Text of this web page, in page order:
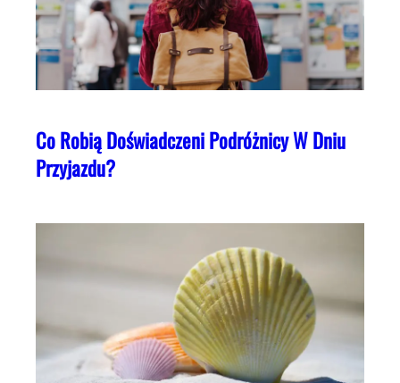
Co Robią Doświadczeni Podróżnicy W Dniu
Przyjazdu?